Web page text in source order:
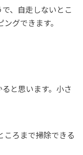
、自走しないとこ
グできます。
と思います。小さ
ころまで掃除できる